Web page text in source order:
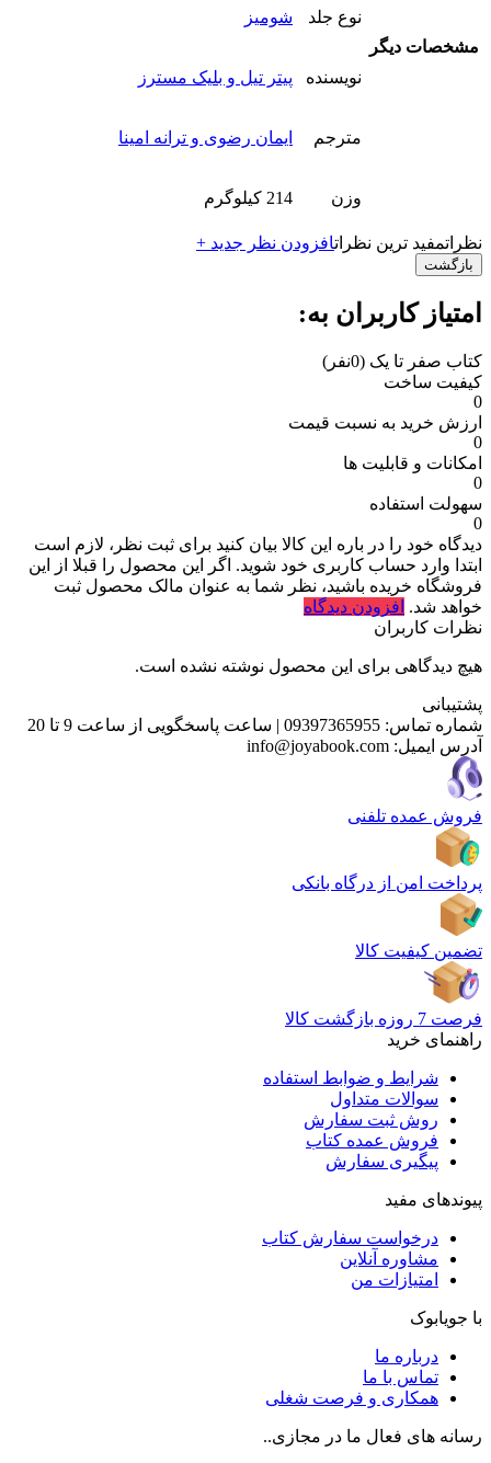
مشخصات دیگر
نوع جلد شومیز
نویسنده پیتر تیل و بلیک مسترز
مترجم ایمان رضوی و ترانه امینا
وزن 214 کیلوگرم
نظراتمفید ترین نظراتافزودن نظر جدید +
بازگشت
امتیاز کاربران به:
کتاب صفر تا یک (0نفر)
کیفیت ساخت
0
ارزش خرید به نسبت قیمت
0
امکانات و قابلیت ها
0
سهولت استفاده
0
دیدگاه خود را در باره این کالا بیان کنید برای ثبت نظر، لازم است
ابتدا وارد حساب کاربری خود شوید. اگر این محصول را قبلا از این
فروشگاه خریده باشید، نظر شما به عنوان مالک محصول ثبت
خواهد شد. افزودن دیدگاه
نظرات کاربران
هیچ دیدگاهی برای این محصول نوشته نشده است.
پشتیبانی
شماره تماس: 09397365955
| ساعت پاسخگویی از ساعت 9 تا 20
آدرس ایمیل: info@joyabook.com
فروش عمده تلفنی
پرداخت امن از درگاه بانکی
تضمین کیفیت کالا
فرصت 7 روزه بازگشت کالا
راهنمای خرید
شرایط و ضوابط استفاده
سوالات متداول
روش ثبت سفارش
فروش عمده کتاب
پیگیری سفارش
پیوندهای مفید
درخواست سفارش کتاب
مشاوره آنلاین
امتیازات من
با جویابوک
درباره ما
تماس با ما
همکاری و فرصت شغلی
رسانه های فعال ما در مجازی..